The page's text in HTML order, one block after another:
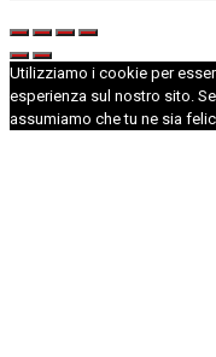
Utilizziamo i cookie per
esperienza sul nostro sito.
assumiamo che tu ne sia